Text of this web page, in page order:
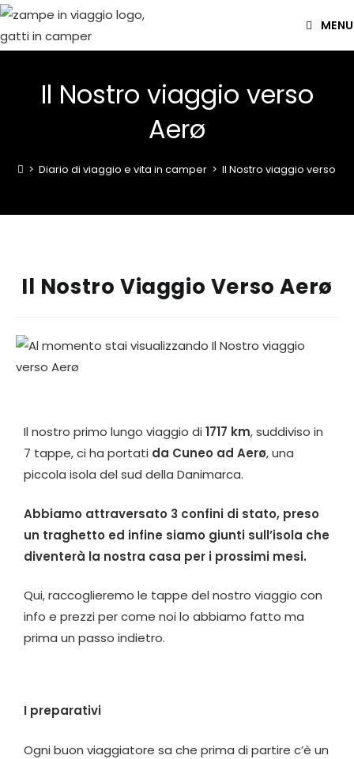
MENU
Il Nostro viaggio verso
Aerø
> Diario di viaggio e vita in camper > Il Nostro viaggio verso
Il Nostro Viaggio Verso Aerø
Il nostro primo lungo viaggio di 1717 km, suddiviso in
7 tappe, ci ha portati da Cuneo ad Aerø, una
piccola isola del sud della Danimarca.
Abbiamo attraversato 3 confini di stato, preso
un traghetto ed infine siamo giunti sull’isola che
diventerà la nostra casa per i prossimi mesi.
Qui, raccoglieremo le tappe del nostro viaggio con
info e prezzi per come noi lo abbiamo fatto ma
prima un passo indietro.
I preparativi
Ogni buon viaggiatore sa che prima di partire c’è un